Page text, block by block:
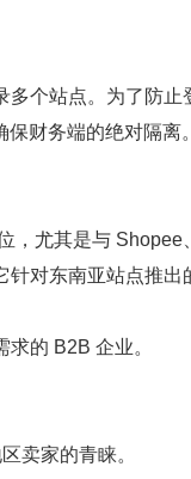
个站点。为了防
财务端的绝对隔离。
尤其是与 Shopee
对东南亚站点推出
的 B2B 企业。
家的青睐。